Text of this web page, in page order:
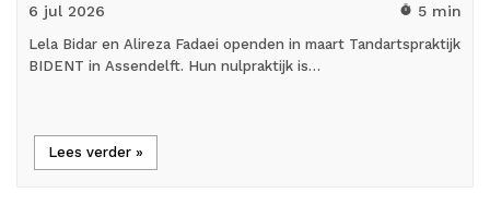
6 jul 2026 timer 5 min
Lela Bidar en Alireza Fadaei openden in maart Tandartspraktijk
BIDENT in Assendelft. Hun nulpraktijk is…
Lees verder »